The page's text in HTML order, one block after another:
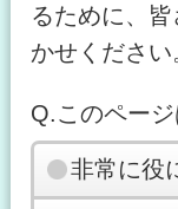
るために、
かせください
Q.このペー
非常に役